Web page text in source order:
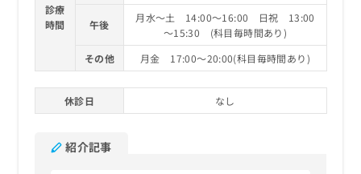
診療
時間
午後
月水～土 14:00～16:00 日祝 13:00
～15:30 (科目毎時間あり)
その他
月金 17:00～20:00(科目毎時間あり)
休診日 なし
紹介記事